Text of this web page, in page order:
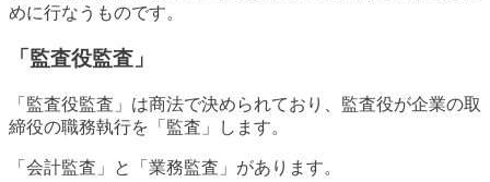
めに行なうものです。
「監査役監査」
「監査役監査」は商法で決められており、監査役が企業の取
締役の職務執行を「監査」します。
「会計監査」と「業務監査」があります。